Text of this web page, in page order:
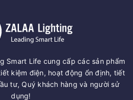
Smart Life cung cấp các sản phẩm
kiệm điện, hoạt động ổn định, tiết
tư, Quý khách hàng và người sử
dụng!